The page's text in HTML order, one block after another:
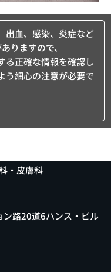
出血、感染、炎症など
りますので、
る正確な情報を確認し
う細心の注意が必要で
・皮膚科
ン路20道6ハンス・ビル